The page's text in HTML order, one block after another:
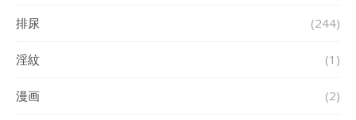
排尿 (244)
淫紋 (1)
漫画 (2)